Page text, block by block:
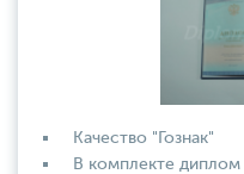
Качество "Гознак"
В комплекте